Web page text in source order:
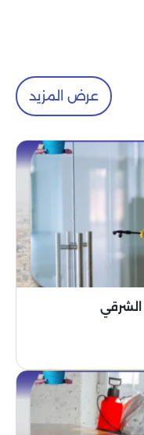
عرض المزيد